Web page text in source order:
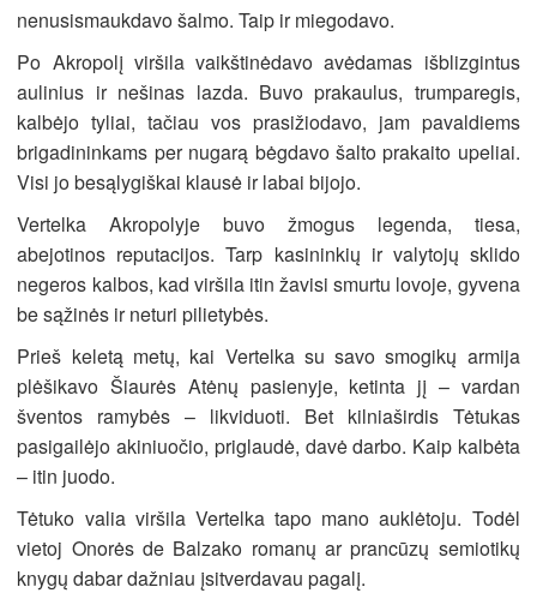
nenusismaukdavo šalmo. Taip ir miegodavo.
Po Akropolį viršila vaikštinėdavo avėdamas išblizgintus
aulinius ir nešinas lazda. Buvo prakaulus, trumparegis,
kalbėjo tyliai, tačiau vos prasižiodavo, jam pavaldiems
brigadininkams per nugarą bėgdavo šalto prakaito upeliai.
Visi jo besąlygiškai klausė ir labai bijojo.
Vertelka Akropolyje buvo žmogus legenda, tiesa,
abejotinos reputacijos. Tarp kasininkių ir valytojų sklido
negeros kalbos, kad viršila itin žavisi smurtu lovoje, gyvena
be sąžinės ir neturi pilietybės.
Prieš keletą metų, kai Vertelka su savo smogikų armija
plėšikavo Šiaurės Atėnų pasienyje, ketinta jį – vardan
šventos ramybės – likviduoti. Bet kilniaširdis Tėtukas
pasigailėjo akiniuočio, priglaudė, davė darbo. Kaip kalbėta
– itin juodo.
Tėtuko valia viršila Vertelka tapo mano auklėtoju. Todėl
vietoj Onorės de Balzako romanų ar prancūzų semiotikų
knygų dabar dažniau įsitverdavau pagalį.